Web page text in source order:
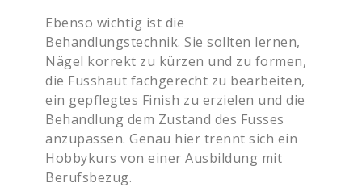
Ebenso wichtig ist die
Behandlungstechnik. Sie sollten lernen,
Nägel korrekt zu kürzen und zu formen,
die Fusshaut fachgerecht zu bearbeiten,
ein gepflegtes Finish zu erzielen und die
Behandlung dem Zustand des Fusses
anzupassen. Genau hier trennt sich ein
Hobbykurs von einer Ausbildung mit
Berufsbezug.